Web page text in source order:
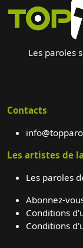
Les paroles
Contacts
Les artistes de
Les paroles
Abonnez-
Conditions
Conditions